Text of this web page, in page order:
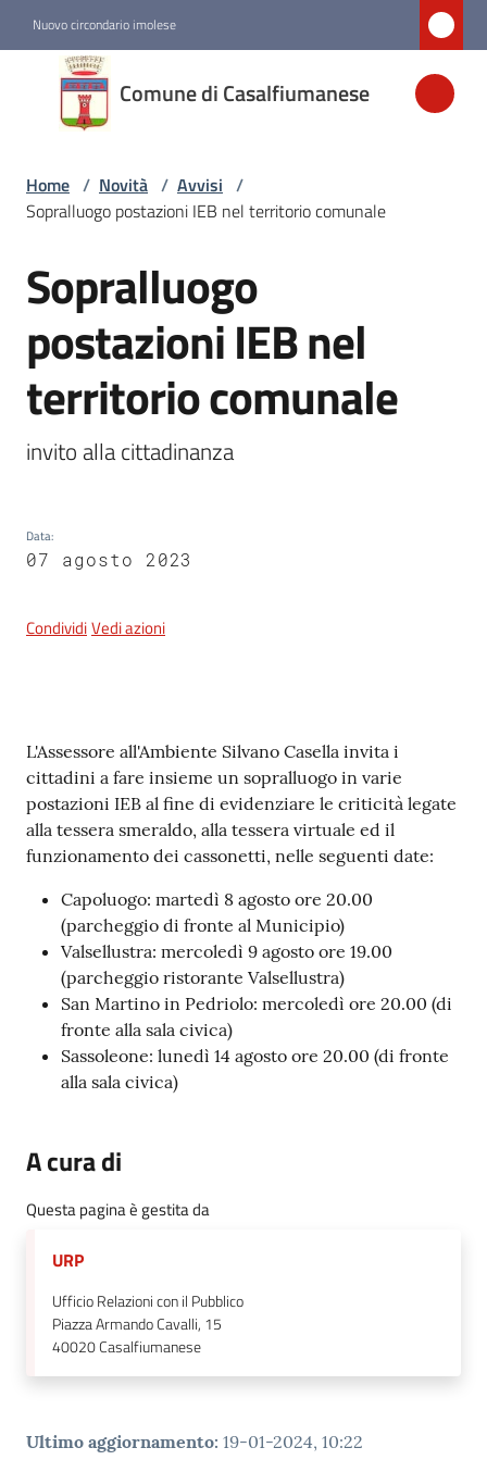
Nuovo circondario imolese
Comune di Casalfiumanese
Comune di
Casalfiumanese
Amministrazione
Menu selezionato
Servizi
Vivere
5x1000
Servizi
gli
argomenti
Home / Novità / Avvisi /
Sopralluogo postazioni IEB nel territorio comunale
Salta al contenuto
Sopralluogo
postazioni IEB nel
territorio comunale
invito alla cittadinanza
Data:
07 agosto 2023
CondividiVedi azioni
Contenuto
L'Assessore all'Ambiente Silvano Casella invita i
cittadini a fare insieme un sopralluogo in varie
postazioni IEB al fine di evidenziare le criticità legate
alla tessera smeraldo, alla tessera virtuale ed il
funzionamento dei cassonetti, nelle seguenti date:
Capoluogo: martedì 8 agosto ore 20.00
(parcheggio di fronte al Municipio)
Valsellustra: mercoledì 9 agosto ore 19.00
(parcheggio ristorante Valsellustra)
San Martino in Pedriolo: mercoledì ore 20.00 (di
fronte alla sala civica)
Sassoleone: lunedì 14 agosto ore 20.00 (di fronte
alla sala civica)
A cura di
Questa pagina è gestita da
URP
Ufficio Relazioni con il Pubblico
Piazza Armando Cavalli, 15
40020Casalfiumanese
Ultimo aggiornamento: 19-01-2024, 10:22